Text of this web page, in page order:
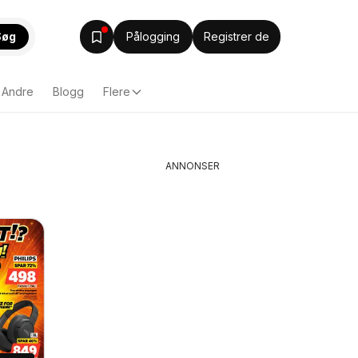
Pålogging Registrer de
Andre Blogg Flere
ANNONSER